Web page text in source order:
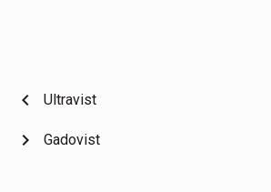
chevron_left Ultravist
Gadovist
chevron_right